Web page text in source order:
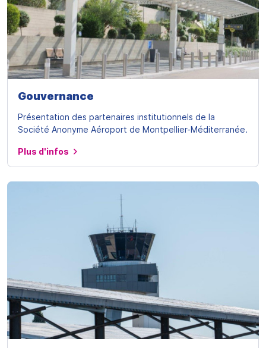
Gouvernance
Présentation des partenaires institutionnels de la
Société Anonyme Aéroport de Montpellier-Méditerranée.
Plus d'infos